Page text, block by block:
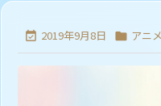
 2019年9月8日  アニメ